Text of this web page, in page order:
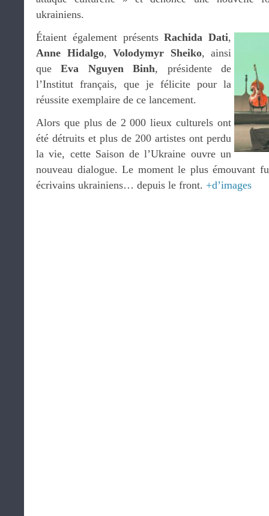
ukrainiens.
Étaient également présentsRachida Dati,
Anne Hidalgo, Volodymyr Sheiko, ainsi
queEva Nguyen Binh, présidente de
l’Institut français, que je félicite pour la
réussite exemplaire de ce lancement.
Alors que plus de 2 000 lieux culturels ont
été détruits et plus de 200 artistes ont perdu
la vie, cette Saison de l’Ukraine ouvre un
nouveau dialogue. Le moment le plus émouvant
écrivains ukrainiens… depuis le front. +d’images